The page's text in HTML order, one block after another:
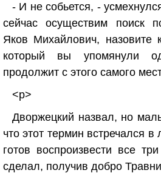
- И не собьется, -
сейчас осуществим поиск
Яков Михайлович, назовите
который вы упомянули
продолжит с этого самого
<p>
Дворжецкий назвал, но
что этот термин встречался
готов воспроизвести все
сделал, получив добро